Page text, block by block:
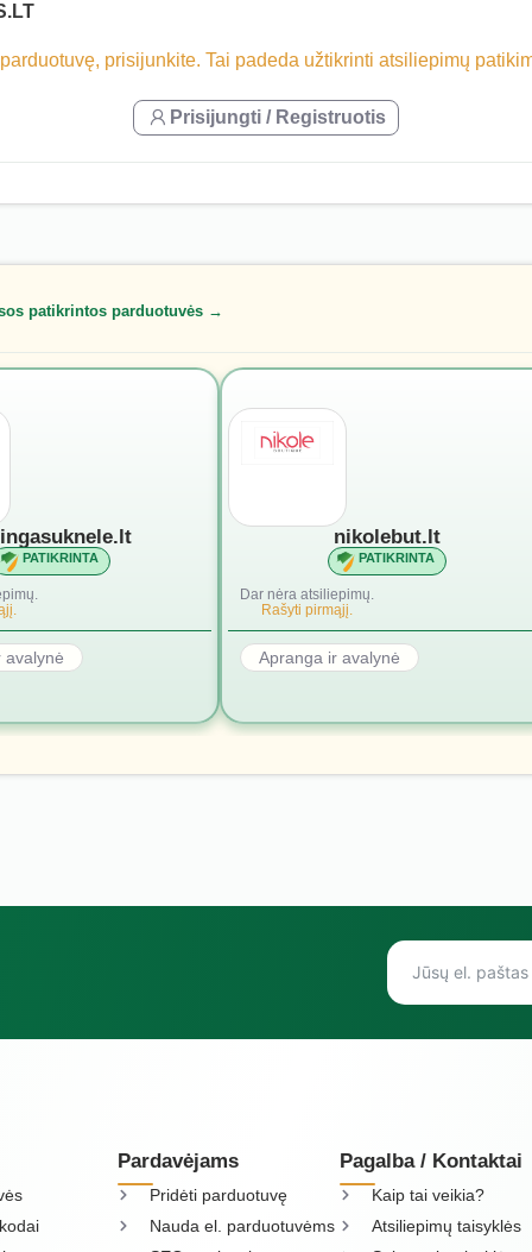
prisijunkite. Tai padeda užtikrinti atsiliepimų
Prisijungti / Registruotis
patikrintos parduotuvės →
PATIKRINTA
avalynė
nikolebut.lt
PATIKRINTA
Dar nėra atsiliepimų.
Rašyti pirmąjį.
Apranga ir avalynė
Pardavėjams
Pridėti parduotuvę
Nauda el. parduotuvėms
Pagalba / Kontaktai
Kaip tai veikia?
Atsiliepimų taisyklės